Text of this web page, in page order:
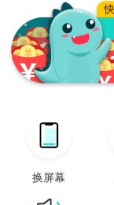
换屏幕